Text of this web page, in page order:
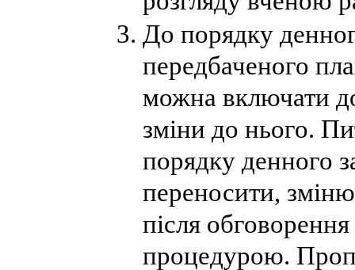
До порядку
передбаченого
можна включати
зміни до нього.
порядку денного
переносити,
після
процедурою.